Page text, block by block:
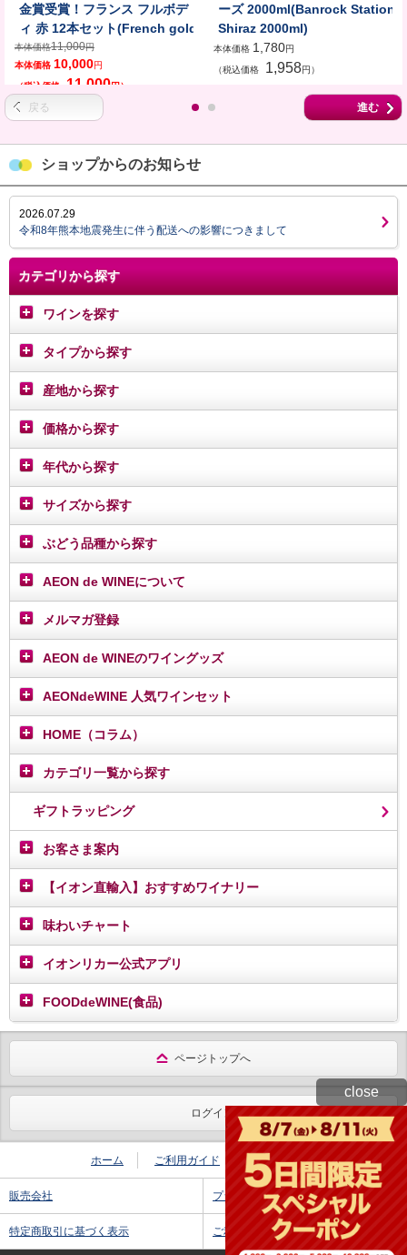
金賞受賞！フランス フルボデ
ィ 赤 12本セット(French gold
medal Fullbody Red wine 12
bottle set)
本体価格11,000円
本体価格 10,000円
（税込価格 11,000円）
ーズ 2000ml(Banrock Station
Shiraz 2000ml)
本体価格 1,780円
（税込価格 1,958円）
戻る 進む
ショップからのお知らせ
2026.07.29
令和8年熊本地震発生に伴う配送への影響につきまして
カテゴリから探す
ワインを探す
タイプから探す
産地から探す
価格から探す
年代から探す
サイズから探す
ぶどう品種から探す
AEON de WINEについて
メルマガ登録
AEON de WINEのワイングッズ
AEONdeWINE 人気ワインセット
HOME（コラム）
カテゴリ一覧から探す
ギフトラッピング
お客さま案内
【イオン直輸入】おすすめワイナリー
味わいチャート
イオンリカー公式アプリ
FOODdeWINE(食品)
ページトップへ
ログイン
ホーム ご利用ガイド お問い合わせ
販売会社 プライバシーポリシー
特定商取引に基づく表示 ご利用規約
close